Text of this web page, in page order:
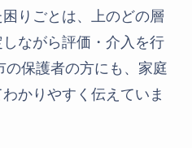
りごとは、上のどの層
ながら評価・介入を行
の保護者の方にも、家庭
かりやすく伝えていま